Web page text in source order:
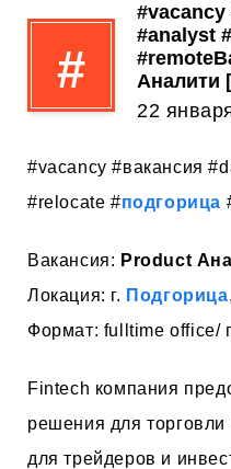
#
#vacancy
#analyst
Аналити
22
#vacancy #вакансия
#relocate #подгорица
Вакансия: Product
Локация: г. Подгорица
Формат: fulltime office/
Fintech компания
решения для
для трейдеров и